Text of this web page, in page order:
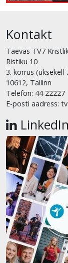
Kontakt
Taevas TV7
Ristiku 10
3. korrus (uksekell
10612, Tallinn
Telefon: 44 22227
E-posti aadress:
LinkedIn